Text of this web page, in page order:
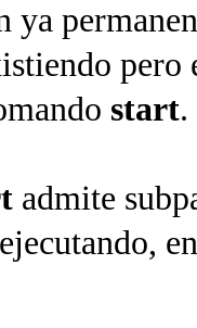
ya
pero
start.
admite